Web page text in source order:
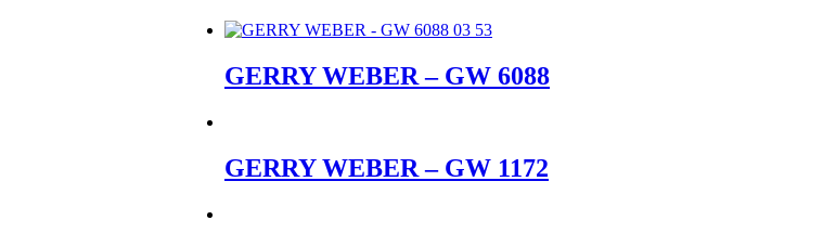
GERRY WEBER – GW 6088
GERRY WEBER – GW 1172